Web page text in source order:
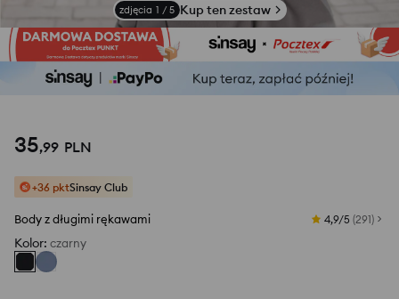
zdjęcia 1 / 5 Kup ten zestaw
35,99 PLN
+36 pktSinsay Club
Body z długimi rękawami 4,9/5 (291)
Kolor: czarny